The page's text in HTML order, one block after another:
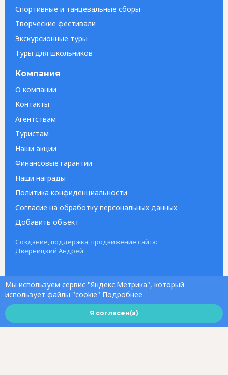
Спортивные и танцевальные сборы
Творческие фестивали
Экскурсионные туры
Туры для школьников
Компания
О компании
Контакты
Агентствам
Туристам
Наши акции
Финансовые гарантии
Наши награды
Политика конфиденциальности
Согласие на обработку персональных данных
Добавить объект
Создание, поддержка, продвижение сайта:
Дверницкий Андрей
Мы используем сервис "Яндекс.Метрика", который
использует файлы "cookie" Подробнее
Я согласен(а)